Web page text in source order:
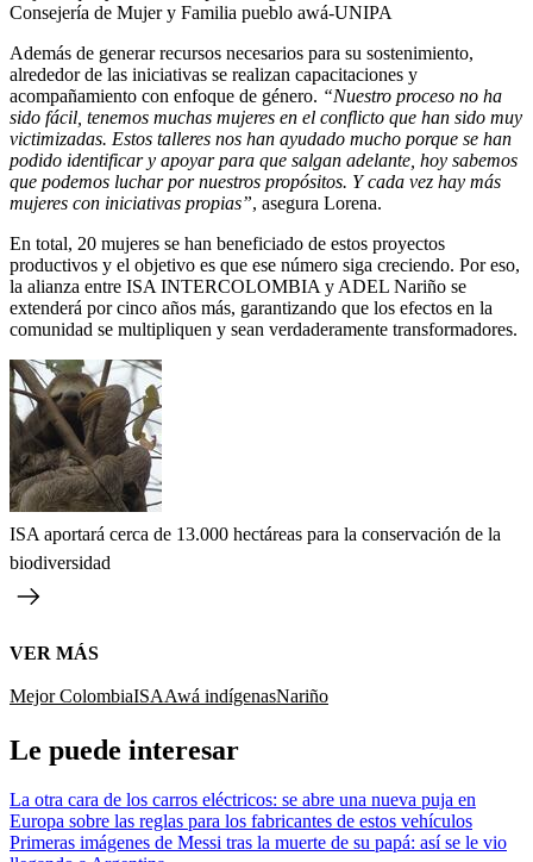
Consejería de Mujer y Familia pueblo awá-UNIPA
Además de generar recursos necesarios para su sostenimiento,
alrededor de las iniciativas se realizan capacitaciones y
acompañamiento con enfoque de género. “Nuestro proceso no ha
sido fácil, tenemos muchas mujeres en el conflicto que han sido muy
victimizadas. Estos talleres nos han ayudado mucho porque se han
podido identificar y apoyar para que salgan adelante, hoy sabemos
que podemos luchar por nuestros propósitos. Y cada vez hay más
mujeres con iniciativas propias”, asegura Lorena.
En total, 20 mujeres se han beneficiado de estos proyectos
productivos y el objetivo es que ese número siga creciendo. Por eso,
la alianza entre ISA INTERCOLOMBIA y ADEL Nariño se
extenderá por cinco años más, garantizando que los efectos en la
comunidad se multipliquen y sean verdaderamente transformadores.
ISA aportará cerca de 13.000 hectáreas para la conservación de la
biodiversidad
VER MÁS
Mejor ColombiaISAAwá indígenasNariño
Le puede interesar
La otra cara de los carros eléctricos: se abre una nueva puja en
Europa sobre las reglas para los fabricantes de estos vehículos
Primeras imágenes de Messi tras la muerte de su papá: así se le vio